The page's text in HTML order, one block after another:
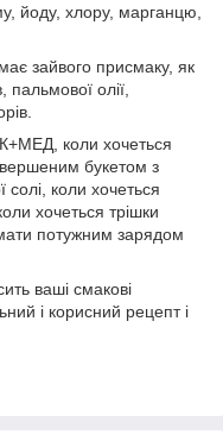
йоду, хлору, марганцю,
зайвого присмаку, як
пальмової олії,
коли хочеться
букетом з
коли хочеться
хочеться трішки
потужним зарядом
ваші смакові
і корисний рецепт і